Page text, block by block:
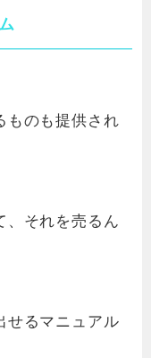
ものも提供され
、それを売るん
せるマニュアル